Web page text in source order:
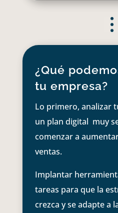
¿Qué
tu empresa?
Lo primero, analizar
un plan digital muy
comenzar a
ventas.
Implantar
tareas para que la
crezca y se adapte a